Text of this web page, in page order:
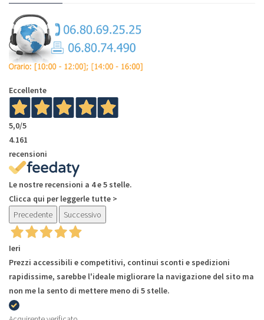
Eccellente
5,0/5
4.161
recensioni
Le nostre recensioni a 4 e 5 stelle.
Clicca qui per leggerle tutte >
Precedente
Successivo
Ieri
Prezzi accessibili e competitivi, continui sconti e spedizioni
rapidissime, sarebbe l'ideale migliorare la navigazione del sito ma
non me la sento di mettere meno di 5 stelle.